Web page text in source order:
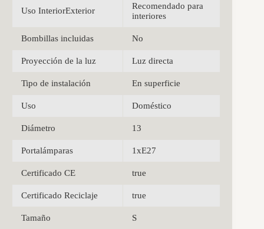
Uso InteriorExterior
Recomendado para
interiores
Bombillas incluidas No
Proyección de la luz Luz directa
Tipo de instalación En superficie
Uso Doméstico
Diámetro 13
Portalámparas 1xE27
Certificado CE true
Certificado Reciclaje true
Tamaño S